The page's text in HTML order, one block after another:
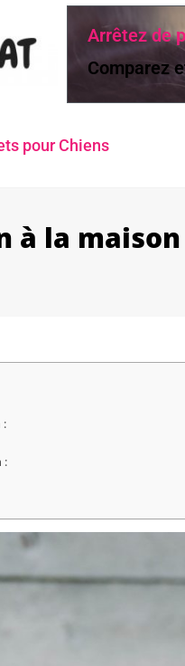
Arrêtez de
Comparez
pour Chiens
à la maison
:
: